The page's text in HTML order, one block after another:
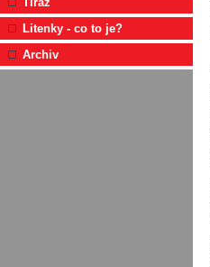
Litenky - co to je?
Archiv